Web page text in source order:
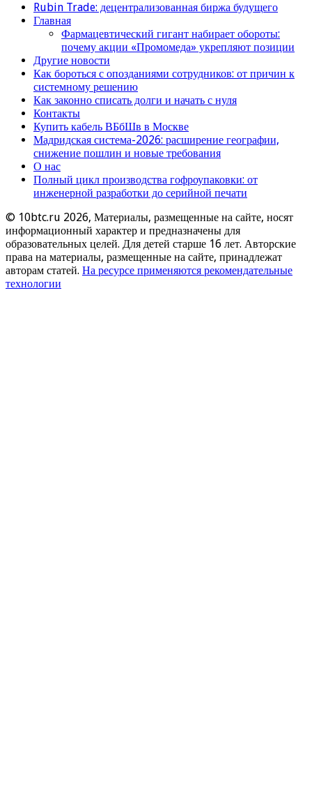
Rubin Trade: децентрализованная биржа будущего
Главная
Фармацевтический гигант набирает обороты:
почему акции «Промомеда» укрепляют позиции
Другие новости
Как бороться с опозданиями сотрудников: от причин к
системному решению
Как законно списать долги и начать с нуля
Контакты
Купить кабель ВБбШв в Москве
Мадридская система-2026: расширение географии,
снижение пошлин и новые требования
О нас
Полный цикл производства гофроупаковки: от
инженерной разработки до серийной печати
© 10btc.ru 2026, Материалы, размещенные на сайте, носят
информационный характер и предназначены для
образовательных целей. Для детей старше 16 лет. Авторские
права на материалы, размещенные на сайте, принадлежат
авторам статей. На ресурсе применяются рекомендательные
технологии